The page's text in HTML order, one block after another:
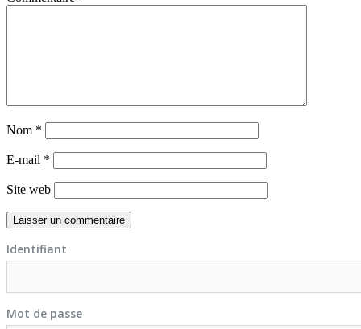
Nom *
E-mail *
Site web
Identifiant
Mot de passe